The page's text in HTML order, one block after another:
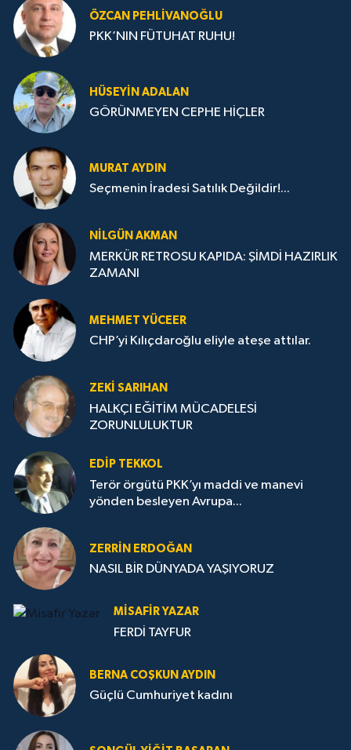
ÖZCAN PEHLIVANOĞLU
PKK’NIN FÜTUHAT RUHU!
HÜSEYIN ADALAN
GÖRÜNMEYEN CEPHE HİÇLER
MURAT AYDIN
Seçmenin İradesi Satılık Değildir!...
NILGÜN AKMAN
MERKÜR RETROSU KAPIDA: ŞİMDİ HAZIRLIK
ZAMANI
MEHMET YÜCEER
CHP’yi Kılıçdaroğlu eliyle ateşe attılar.
ZEKI SARIHAN
HALKÇI EĞİTİM MÜCADELESİ
ZORUNLULUKTUR
EDIP TEKKOL
Terör örgütü PKK’yı maddi ve manevi
yönden besleyen Avrupa...
ZERRIN ERDOĞAN
NASIL BİR DÜNYADA YAŞIYORUZ
MISAFIR YAZAR
FERDİ TAYFUR
BERNA COŞKUN AYDIN
Güçlü Cumhuriyet kadını